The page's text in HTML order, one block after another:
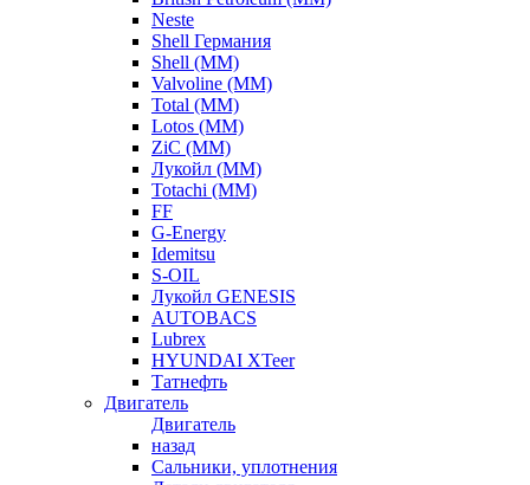
Neste
Shell Германия
Shell (ММ)
Valvoline (ММ)
Total (ММ)
Lotos (ММ)
ZiC (ММ)
Лукойл (ММ)
Totachi (MM)
FF
G-Energy
Idemitsu
S-OIL
Лукойл GENESIS
AUTOBACS
Lubrex
HYUNDAI XTeer
Татнефть
Двигатель
Двигатель
назад
Сальники, уплотнения